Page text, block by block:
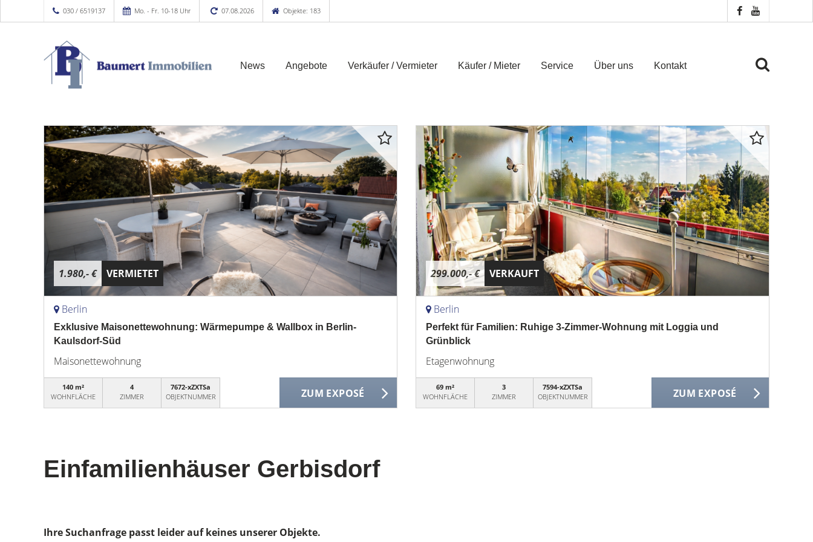
030 / 6519137 Mo. - Fr. 10-18 Uhr 07.08.2026 Objekte: 183
News Angebote Verkäufer / Vermieter Käufer / Mieter Service Über uns Kontakt
1.980,- € VERMIETET
Berlin
Exklusive Maisonettewohnung: Wärmepumpe & Wallbox in Berlin-
Kaulsdorf-Süd
Maisonettewohnung
140 m²
WOHNFLÄCHE
4
ZIMMER
7672-xZXTSa
OBJEKTNUMMER
ZUM EXPOSÉ
299.000,- € VERKAUFT
Berlin
Perfekt für Familien: Ruhige 3-Zimmer-Wohnung mit Loggia und
Grünblick
Etagenwohnung
69 m²
WOHNFLÄCHE
3
ZIMMER
7594-xZXTSa
OBJEKTNUMMER
ZUM EXPOSÉ
Einfamilienhäuser Gerbisdorf
Ihre Suchanfrage passt leider auf keines unserer Objekte.